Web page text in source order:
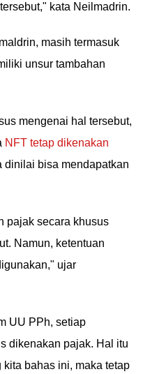
kata Neilmadrin.
masih termasuk
unsur tambahan
mengenai hal tersebut,
NFT tetap dikenakan
dinilai bisa mendapatkan
pajak secara khusus
Namun, ketentuan
ujar
UU PPh, setiap
dikenakan pajak. Hal itu
bahas ini, maka tetap